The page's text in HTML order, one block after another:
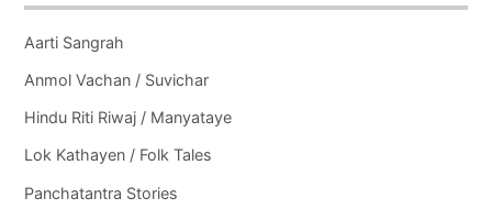
Aarti Sangrah
Anmol Vachan / Suvichar
Hindu Riti Riwaj / Manyataye
Lok Kathayen / Folk Tales
Panchatantra Stories